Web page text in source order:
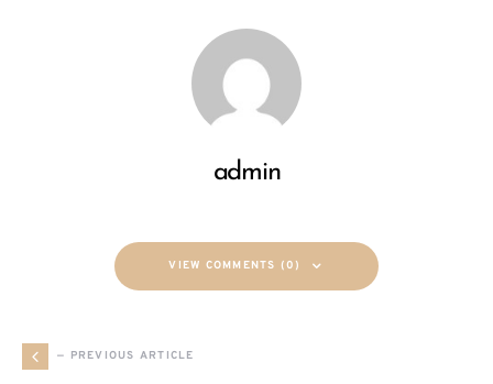
admin
VIEW COMMENTS (0)
— PREVIOUS ARTICLE